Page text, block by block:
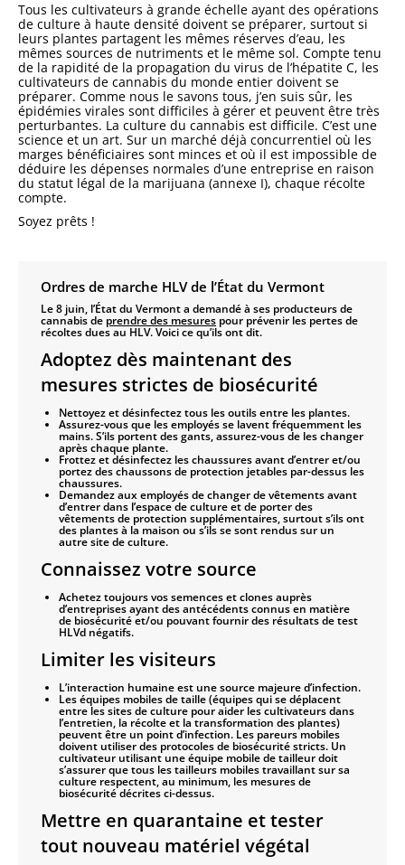
Tous les cultivateurs à grande échelle ayant des opérations
de culture à haute densité doivent se préparer, surtout si
leurs plantes partagent les mêmes réserves d’eau, les
mêmes sources de nutriments et le même sol. Compte tenu
de la rapidité de la propagation du virus de l’hépatite C, les
cultivateurs de cannabis du monde entier doivent se
préparer. Comme nous le savons tous, j’en suis sûr, les
épidémies virales sont difficiles à gérer et peuvent être très
perturbantes. La culture du cannabis est difficile. C’est une
science et un art. Sur un marché déjà concurrentiel où les
marges bénéficiaires sont minces et où il est impossible de
déduire les dépenses normales d’une entreprise en raison
du statut légal de la marijuana (annexe I), chaque récolte
compte.
Soyez prêts !
Ordres de marche HLV de l’État du Vermont
Le 8 juin, l’État du Vermont a demandé à ses producteurs de
cannabis de prendre des mesures pour prévenir les pertes de
récoltes dues au HLV. Voici ce qu’ils ont dit.
Adoptez dès maintenant des
mesures strictes de biosécurité
Nettoyez et désinfectez tous les outils entre les plantes.
Assurez-vous que les employés se lavent fréquemment les
mains. S’ils portent des gants, assurez-vous de les changer
après chaque plante.
Frottez et désinfectez les chaussures avant d’entrer et/ou
portez des chaussons de protection jetables par-dessus les
chaussures.
Demandez aux employés de changer de vêtements avant
d’entrer dans l’espace de culture et de porter des
vêtements de protection supplémentaires, surtout s’ils ont
des plantes à la maison ou s’ils se sont rendus sur un
autre site de culture.
Connaissez votre source
Achetez toujours vos semences et clones auprès
d’entreprises ayant des antécédents connus en matière
de biosécurité et/ou pouvant fournir des résultats de test
HLVd négatifs.
Limiter les visiteurs
L’interaction humaine est une source majeure d’infection.
Les équipes mobiles de taille (équipes qui se déplacent
entre les sites de culture pour aider les cultivateurs dans
l’entretien, la récolte et la transformation des plantes)
peuvent être un point d’infection. Les pareurs mobiles
doivent utiliser des protocoles de biosécurité stricts. Un
cultivateur utilisant une équipe mobile de tailleur doit
s’assurer que tous les tailleurs mobiles travaillant sur sa
culture respectent, au minimum, les mesures de
biosécurité décrites ci-dessus.
Mettre en quarantaine et tester
tout nouveau matériel végétal